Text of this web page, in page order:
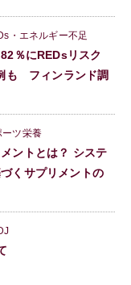
・エネルギー不足
82％にREDsリスク
も フィンランド調
ーツ栄養
ントとは？ システ
くサプリメントの